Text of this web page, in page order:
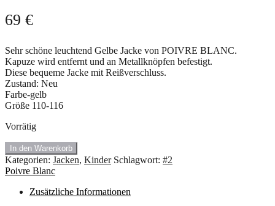
69 €
Sehr schöne leuchtend Gelbe Jacke von POIVRE BLANC.
Kapuze wird entfernt und an Metallknöpfen befestigt.
Diese bequeme Jacke mit Reißverschluss.
Zustand: Neu
Farbe-gelb
Größe 110-116
Vorrätig
#2.300
Neu
Kinder
In den Warenkorb
Kategorien: Jacken, Kinder Schlagwort: #2
Poivre Blanc
Zusätzliche Informationen